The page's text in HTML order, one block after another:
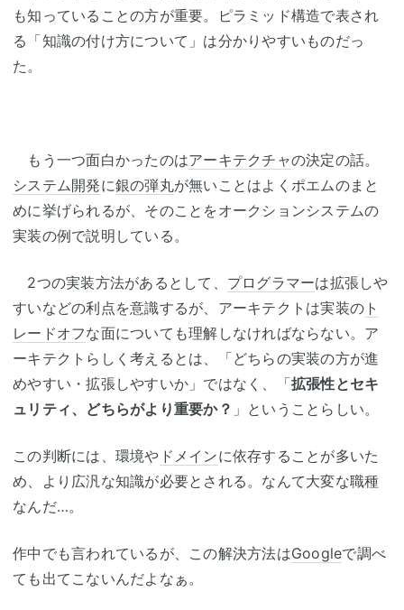
も知っていることの方が重要。ピラミッド構造で表され
る「知識の付け方について」は分かりやすいものだっ
た。
もう一つ面白かったのはアーキテクチャの決定の話。
システム開発に銀の弾丸が無いことはよくポエムのまと
めに挙げられるが、そのことをオークションシステムの
実装の例で説明している。
2つの実装方法があるとして、 プログラマーは拡張しや
すいなどの利点を意識するが、アーキテクトは実装の ト
レードオフな面についても理解しなければならない。ア
ーキテクトらしく考えるとは、「どちらの実装の方が進
めやすい・拡張しやすいか」ではなく、「拡張性とセキ
ュリティ、どちらがより重要か？ 」ということらしい。
この判断には、環境や ドメインに依存することが多いた
め、より広汎な知識が必要とされる。なんて大変な職種
なんだ…。
作中でも言われているが、この解決方法はGoogleで調べ
ても出てこないんだよなぁ。